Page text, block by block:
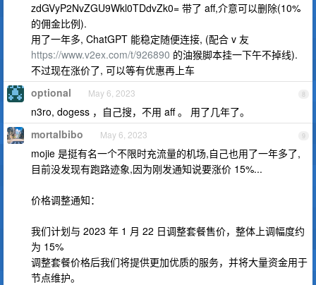
zdGVyP2NvZGU9Wkl0TDdvZk0= 带了 aff,介意可以删除(10%
的佣金比例).
用了一年多, ChatGPT 能稳定随便连接, (配合 v 友
https://www.v2ex.com/t/926890 的油猴脚本挂一下午不掉线).
不过现在涨价了, 可以等有优惠再上车
8
optional May 6, 2023
n3ro, dogess ，自己搜，不用 aff 。 用了几年了。
9
mortalbibo May 6, 2023
mojie 是挺有名一个不限时充流量的机场,自己也用了一年多了,
目前没发现有跑路迹象,因为刚发通知说要涨价 15%...
价格调整通知：
我们计划与 2023 年 1 月 22 日调整套餐售价，整体上调幅度约
为 15%
调整套餐价格后我们将提供更加优质的服务，并将大量资金用于
节点维护。